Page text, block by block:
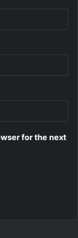
for the next